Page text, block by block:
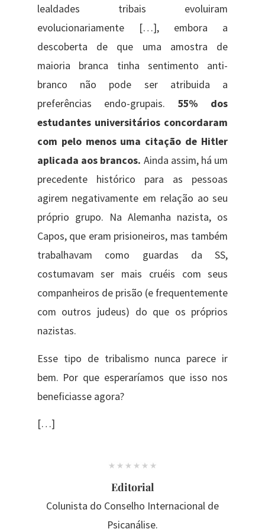
lealdades tribais evoluiram
evolucionariamente […], embora a
descoberta de que uma amostra de
maioria branca tinha sentimento anti-
branco não pode ser atribuida a
preferências endo-grupais. 55% dos
estudantes universitários concordaram
com pelo menos uma citação de Hitler
aplicada aos brancos. Ainda assim, há um
precedente histórico para as pessoas
agirem negativamente em relação ao seu
próprio grupo. Na Alemanha nazista, os
Capos, que eram prisioneiros, mas também
trabalhavam como guardas da SS,
costumavam ser mais cruéis com seus
companheiros de prisão (e frequentemente
com outros judeus) do que os próprios
nazistas.
Esse tipo de tribalismo nunca parece ir
bem. Por que esperaríamos que isso nos
beneficiasse agora?
[…]
Editorial
Colunista do Conselho Internacional de
Psicanálise.